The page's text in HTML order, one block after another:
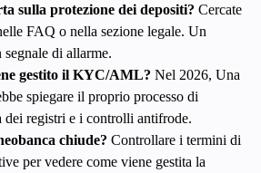
sulla protezione dei depositi? Cercate
FAQ o nella sezione legale. Un
di allarme.
gestito il KYC/AML? Nel 2026, Una
spiegare il proprio processo di
dei registri e i controlli antifrode.
chiude? Controllare i termini di
per vedere come viene gestita la